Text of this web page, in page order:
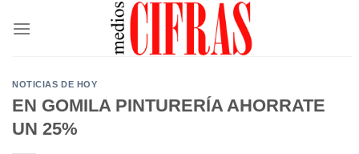
NOTICIAS DE HOY
EN GOMILA PINTURERÍA AHORRATE
UN 25%